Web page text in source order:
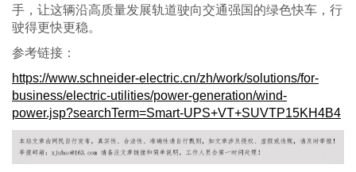
手，让这辆沿高质量发展轨道驶向交通强国的绿色快车，行
驶得更快更稳。
参考链接：
https://www.schneider-electric.cn/zh/work/solutions/for-
business/electric-utilities/power-generation/wind-
power.jsp?searchTerm=Smart-UPS+VT+SUVTP15KH4B4